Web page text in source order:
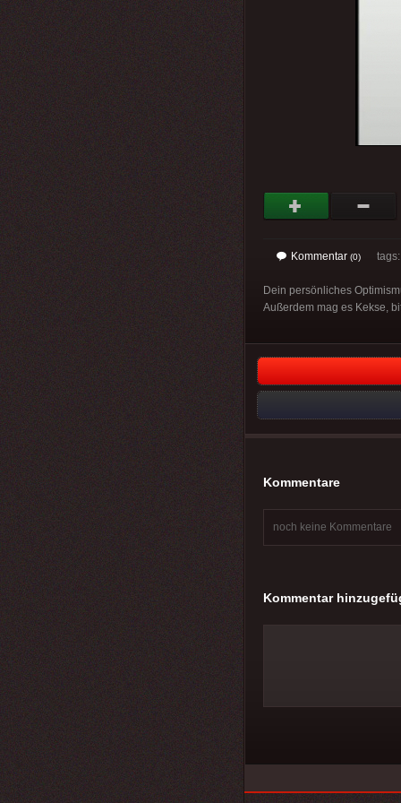
Kommentar (0)
Dein persönliches
Außerdem mag es Kekse,
Kommentare
noch keine Kommentare
Kommentar